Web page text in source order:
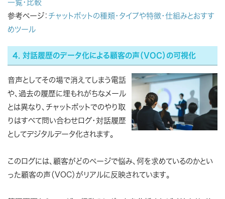
一覧・比較
参考ページ： チャットボットの種類・タイプや特徴・仕組みとおすす
めツール
4. 対話履歴のデータ化による顧客の声（VOC）の可視化
音声としてその場で消えてしまう電話
や、過去の履歴に埋もれがちなメール
とは異なり、チャットボットでのやり取
りはすべて問い合わせログ・対話履歴
としてデジタルデータ化されます。
このログには、顧客がどのページで悩み、何を求めているのかとい
った顧客の声（VOC）がリアルに反映されています。